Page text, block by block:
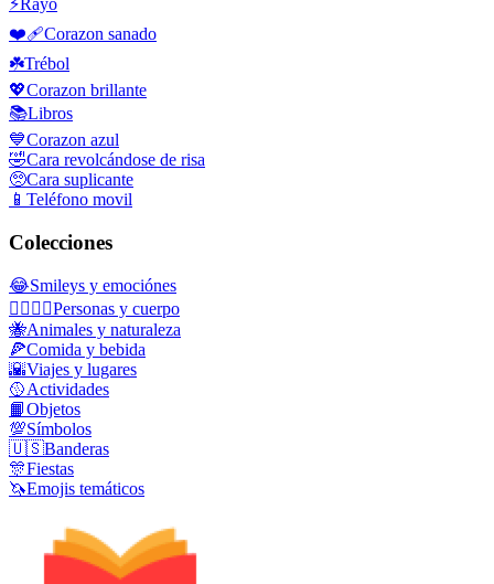
⚡ Rayo
❤️‍🩹Corazon sanado
☘️Trébol
💖Corazon brillante
📚Libros
💙Corazon azul
🤣Cara revolcándose de risa
🥺Cara suplicante
📱 Teléfono movil
Colecciones
😂Smileys y emociónes
👩‍❤️‍💋‍👨Personas y cuerpo
🐝Animales y naturaleza
🍕Comida y bebida
🌇Viajes y lugares
🥎Actividades
📙Objetos
💯Símbolos
🇺🇸Banderas
🎊Fiestas
🦄Emojis temáticos